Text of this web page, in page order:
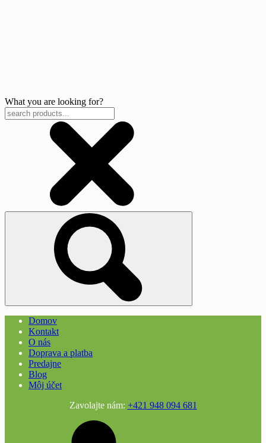
What you are looking for?
Domov
Kontakt
O nás
Doprava a platba
Predajne
Blog
Môj účet
Zavolajte nám: +421 948 094 681